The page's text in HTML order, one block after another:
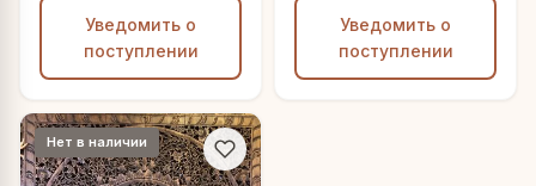
Уведомить о
поступлении
Уведомить о
поступлении
Нет в наличии